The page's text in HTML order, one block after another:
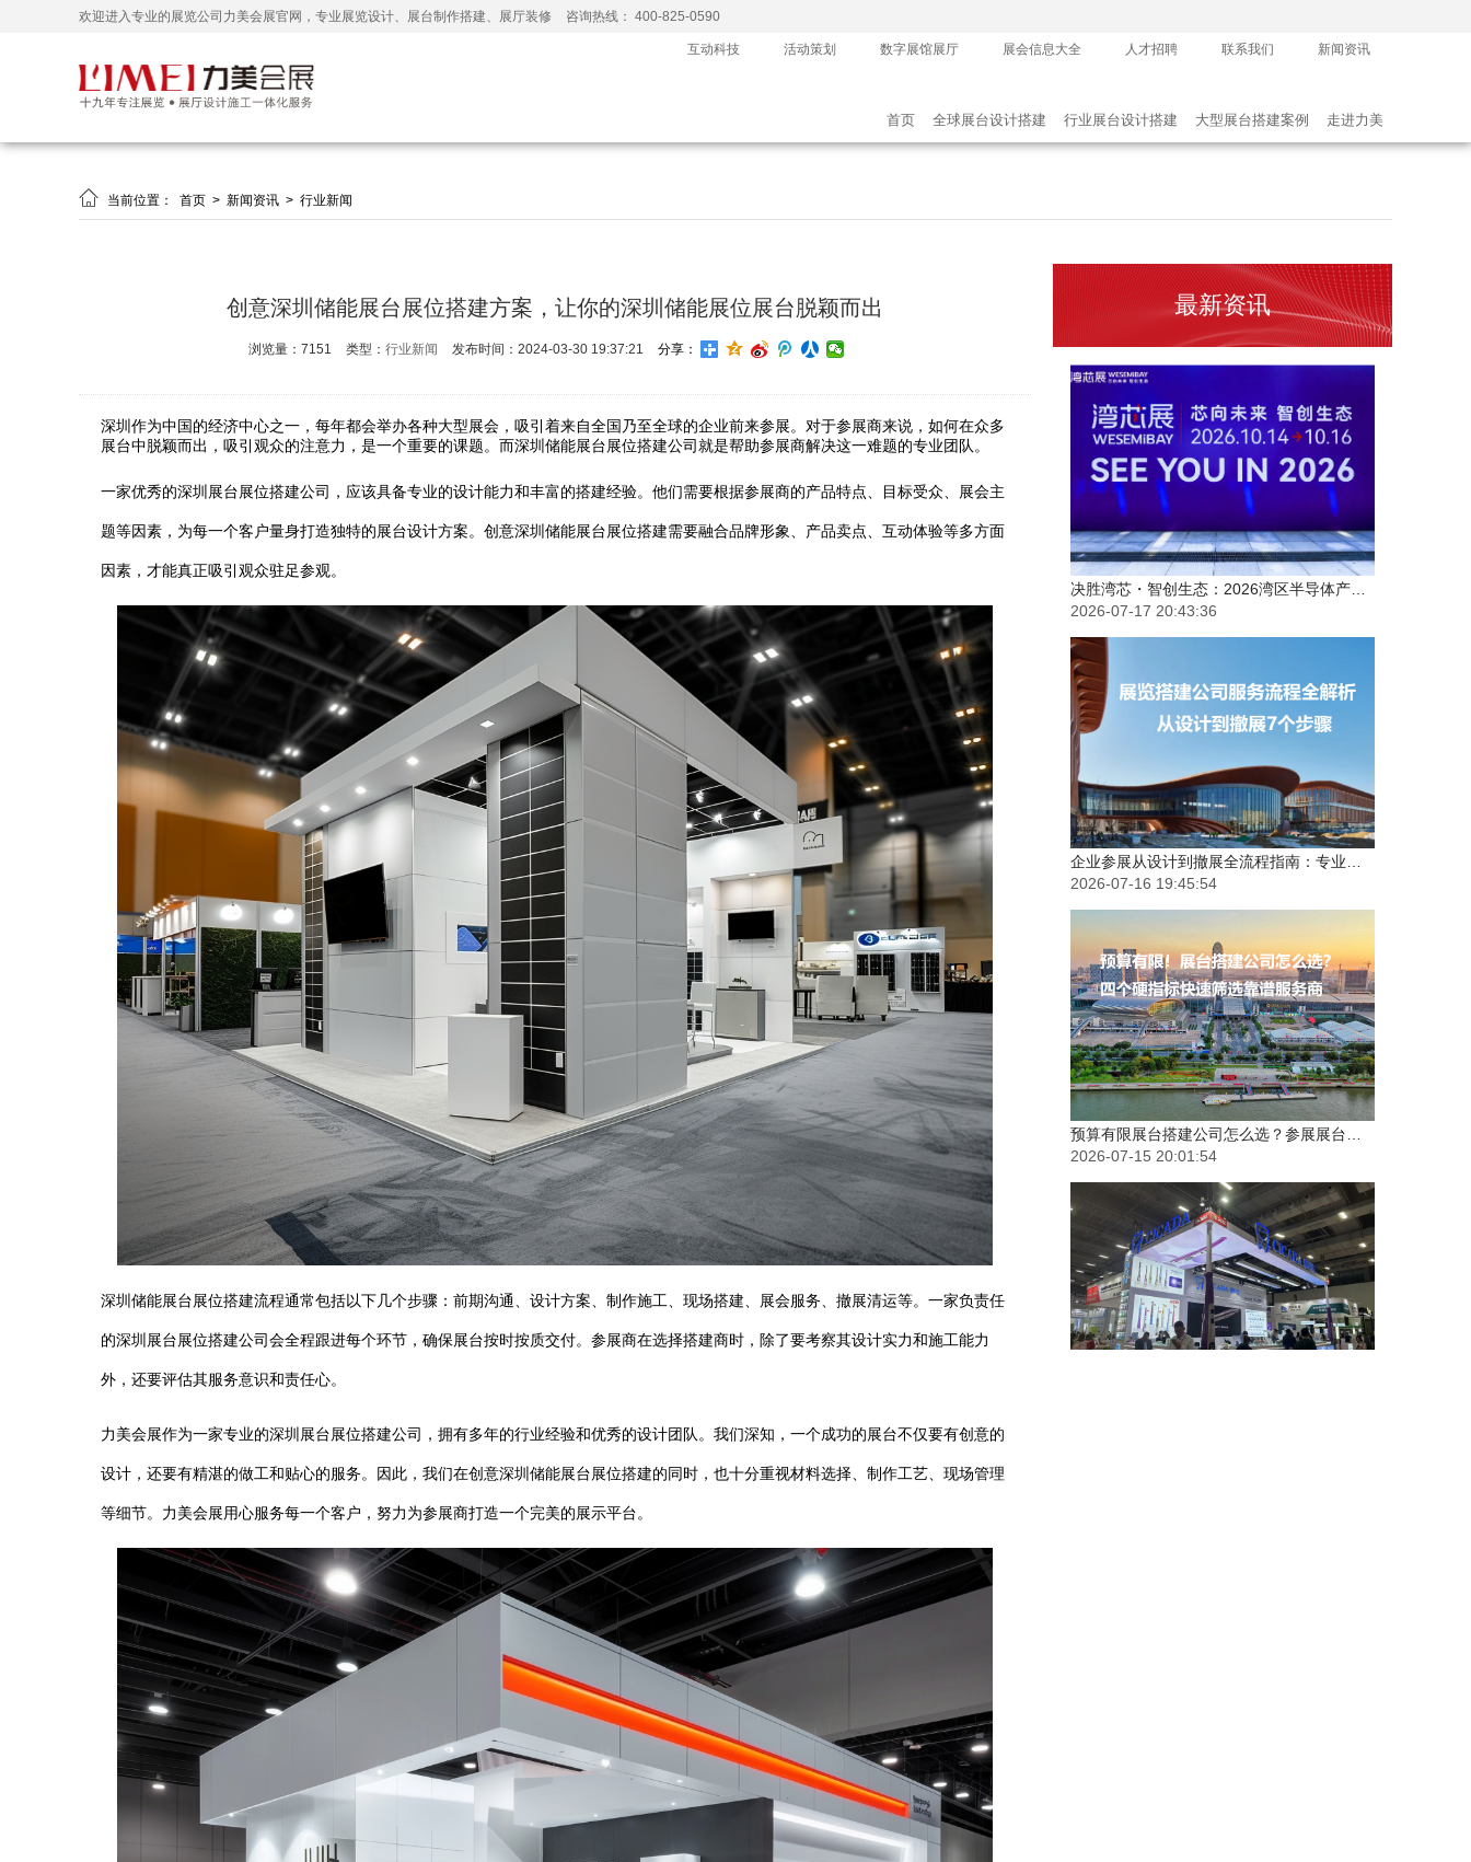
欢迎进入专业的展览公司力美会展官网，专业展览设计、展台制作搭建、展厅装修 咨询热线： 400-825-0590
互动科技 活动策划 数字展馆展厅 展会信息大全 人才招聘 联系我们 新闻资讯
首页 全球展台设计搭建 行业展台设计搭建 大型展台搭建案例 走进力美
 当前位置： 首页 > 新闻资讯 > 行业新闻
创意深圳储能展台展位搭建方案，让你的深圳储能展位展台脱颖而出
浏览量：7151 类型： 行业新闻 发布时间：2024-03-30 19:37:21 分享：
深圳作为中国的经济中心之一，每年都会举办各种大型展会，吸引着来自全国乃至全球的企业前来参展。对于参展商来说，如何在众多
展台中脱颖而出，吸引观众的注意力，是一个重要的课题。而深圳储能展台展位搭建公司就是帮助参展商解决这一难题的专业团队。
一家优秀的深圳展台展位搭建公司，应该具备专业的设计能力和丰富的搭建经验。他们需要根据参展商的产品特点、目标受众、展会主
题等因素，为每一个客户量身打造独特的展台设计方案。创意深圳储能展台展位搭建需要融合品牌形象、产品卖点、互动体验等多方面
因素，才能真正吸引观众驻足参观。
深圳储能展台展位搭建流程通常包括以下几个步骤：前期沟通、设计方案、制作施工、现场搭建、展会服务、撤展清运等。一家负责任
的深圳展台展位搭建公司会全程跟进每个环节，确保展台按时按质交付。参展商在选择搭建商时，除了要考察其设计实力和施工能力
外，还要评估其服务意识和责任心。
力美会展作为一家专业的深圳展台展位搭建公司，拥有多年的行业经验和优秀的设计团队。我们深知，一个成功的展台不仅要有创意的
设计，还要有精湛的做工和贴心的服务。因此，我们在创意深圳储能展台展位搭建的同时，也十分重视材料选择、制作工艺、现场管理
等细节。力美会展用心服务每一个客户，努力为参展商打造一个完美的展示平台。
最新资讯
2026-07-20 19:51:40
决胜湾芯・智创生态：2026湾区半导体产业生态博览会（深圳湾芯展）展台设计搭建实力服务商精选
2026-07-17 20:43:36
企业参展从设计到撤展全流程指南：专业展台搭建公司在做什么？
2026-07-16 19:45:54
预算有限展台搭建公司怎么选？参展展台搭建服务商选择技巧
2026-07-15 20:01:54
2026展会设计搭建新标准是什么？传统搭建思维该如何升级？